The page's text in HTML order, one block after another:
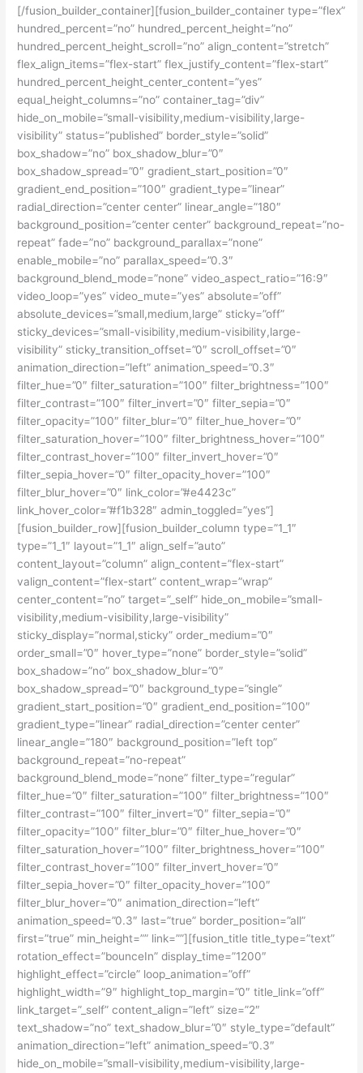
[/fusion_builder_container][fusion_builder_container type=”flex”
hundred_percent=”no” hundred_percent_height=”no”
hundred_percent_height_scroll=”no” align_content=”stretch”
flex_align_items=”flex-start” flex_justify_content=”flex-start”
hundred_percent_height_center_content=”yes”
equal_height_columns=”no” container_tag=”div”
hide_on_mobile=”small-visibility,medium-visibility,large-
visibility” status=”published” border_style=”solid”
box_shadow=”no” box_shadow_blur=”0″
box_shadow_spread=”0″ gradient_start_position=”0″
gradient_end_position=”100″ gradient_type=”linear”
radial_direction=”center center” linear_angle=”180″
background_position=”center center” background_repeat=”no-
repeat” fade=”no” background_parallax=”none”
enable_mobile=”no” parallax_speed=”0.3″
background_blend_mode=”none” video_aspect_ratio=”16:9″
video_loop=”yes” video_mute=”yes” absolute=”off”
absolute_devices=”small,medium,large” sticky=”off”
sticky_devices=”small-visibility,medium-visibility,large-
visibility” sticky_transition_offset=”0″ scroll_offset=”0″
animation_direction=”left” animation_speed=”0.3″
filter_hue=”0″ filter_saturation=”100″ filter_brightness=”100″
filter_contrast=”100″ filter_invert=”0″ filter_sepia=”0″
filter_opacity=”100″ filter_blur=”0″ filter_hue_hover=”0″
filter_saturation_hover=”100″ filter_brightness_hover=”100″
filter_contrast_hover=”100″ filter_invert_hover=”0″
filter_sepia_hover=”0″ filter_opacity_hover=”100″
filter_blur_hover=”0″ link_color=”#e4423c”
link_hover_color=”#f1b328″ admin_toggled=”yes”]
[fusion_builder_row][fusion_builder_column type=”1_1″
type=”1_1″ layout=”1_1″ align_self=”auto”
content_layout=”column” align_content=”flex-start”
valign_content=”flex-start” content_wrap=”wrap”
center_content=”no” target=”_self” hide_on_mobile=”small-
visibility,medium-visibility,large-visibility”
sticky_display=”normal,sticky” order_medium=”0″
order_small=”0″ hover_type=”none” border_style=”solid”
box_shadow=”no” box_shadow_blur=”0″
box_shadow_spread=”0″ background_type=”single”
gradient_start_position=”0″ gradient_end_position=”100″
gradient_type=”linear” radial_direction=”center center”
linear_angle=”180″ background_position=”left top”
background_repeat=”no-repeat”
background_blend_mode=”none” filter_type=”regular”
filter_hue=”0″ filter_saturation=”100″ filter_brightness=”100″
filter_contrast=”100″ filter_invert=”0″ filter_sepia=”0″
filter_opacity=”100″ filter_blur=”0″ filter_hue_hover=”0″
filter_saturation_hover=”100″ filter_brightness_hover=”100″
filter_contrast_hover=”100″ filter_invert_hover=”0″
filter_sepia_hover=”0″ filter_opacity_hover=”100″
filter_blur_hover=”0″ animation_direction=”left”
animation_speed=”0.3″ last=”true” border_position=”all”
first=”true” min_height=”” link=””][fusion_title title_type=”text”
rotation_effect=”bounceIn” display_time=”1200″
highlight_effect=”circle” loop_animation=”off”
highlight_width=”9″ highlight_top_margin=”0″ title_link=”off”
link_target=”_self” content_align=”left” size=”2″
text_shadow=”no” text_shadow_blur=”0″ style_type=”default”
animation_direction=”left” animation_speed=”0.3″
hide_on_mobile=”small-visibility,medium-visibility,large-